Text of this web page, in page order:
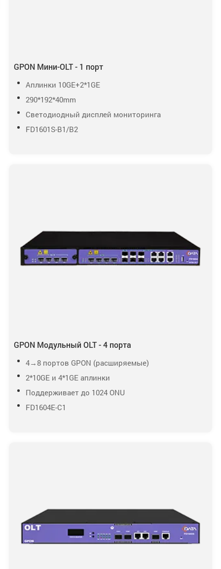
GPON Мини-OLT - 1 порт
Аплинки 10GE+2*1GE
290*192*40mm
Светодиодный дисплей мониторинга
FD1601S-B1/B2
GPON Модульный OLT - 4 порта
4→8 портов GPON (расширяемые)
2*10GE и 4*1GE аплинки
Поддерживает до 1024 ONU
FD1604E-C1